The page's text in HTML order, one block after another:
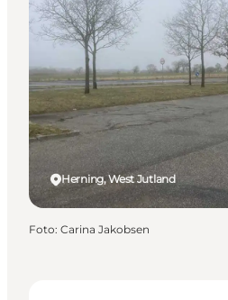
Herning, West Jutland
Foto: Carina Jakobsen